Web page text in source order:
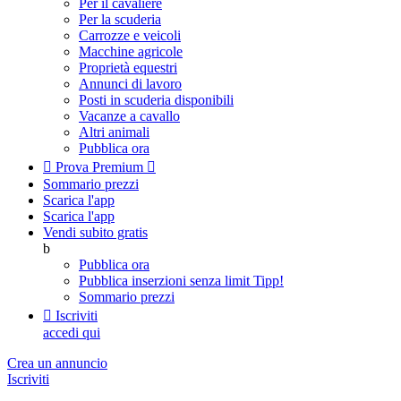
Per il cavaliere
Per la scuderia
Carrozze e veicoli
Macchine agricole
Proprietà equestri
Annunci di lavoro
Posti in scuderia disponibili
Vacanze a cavallo
Altri animali
Pubblica ora
 Prova Premium 
Sommario prezzi
Scarica l'app
Scarica l'app
Vendi subito gratis
b
Pubblica ora
Pubblica inserzioni senza limit Tipp!
Sommario prezzi
 Iscriviti
accedi qui
Crea un annuncio
Iscriviti